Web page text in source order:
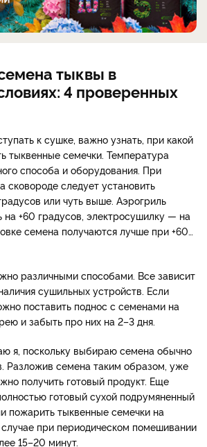
тыквы в
4 проверенных
к сушке, важно узнать, при какой
тыквенные семечки. Температура
способа и оборудования. При
сковороде следует установить
или чуть выше. Аэрогриль
на +60 градусов, электросушилку — на
семена получаются лучше при +60…
различными способами. Все зависит
сушильных устройств. Если
поставить поднос с семенами на
и забыть про них на 2–3 дня.
я, поскольку выбираю семена обычно
Разложив семена таким образом, уже
получить готовый продукт. Еще
готовый сухой подрумяненный
пожарить тыквенные семечки на
при периодическом помешивании
15–20 минут.